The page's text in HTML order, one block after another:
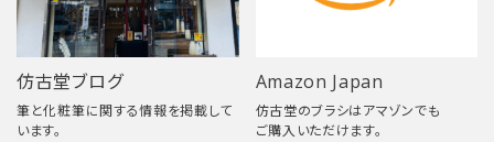
仿古堂ブログ
筆と化粧筆に関する情報を掲載して
います。
Amazon Japan
仿古堂のブラシはアマゾンでも
ご購入いただけます。